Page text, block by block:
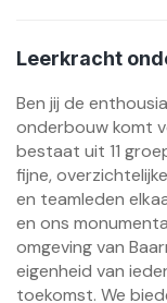
Leerkracht
Ben jij de
onderbouw komt
bestaat uit 11
fijne,
en teamleden
en ons
omgeving van
eigenheid van
toekomst. We